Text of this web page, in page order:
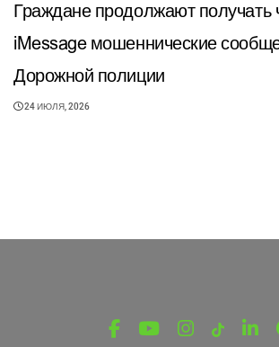
Граждане продолжают получать
iMessage мошеннические
Дорожной полиции
24 ИЮЛЯ, 2026